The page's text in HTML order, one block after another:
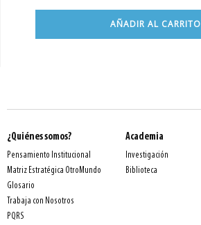
AÑADIR AL CARRITO
¿Quiénes somos?
Pensamiento Institucional
Matriz Estratégica OtroMundo
Glosario
Trabaja con Nosotros
PQRS
Academia
Investigación
Biblioteca